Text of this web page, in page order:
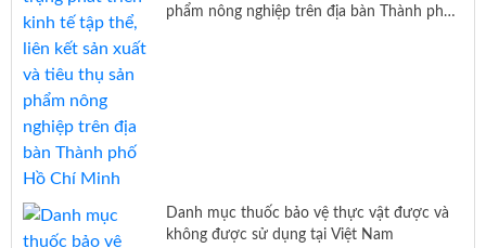
phẩm nông nghiệp trên địa bàn Thành phố
Danh mục thuốc bảo vệ thực vật được và
không được sử dụng tại Việt Nam